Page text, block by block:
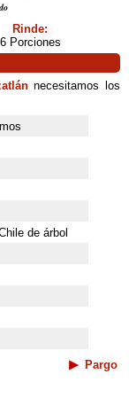
Rinde:
6 Porciones
necesitamos los
de árbol
Pargo